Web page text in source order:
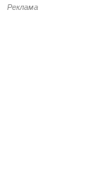
Реклама